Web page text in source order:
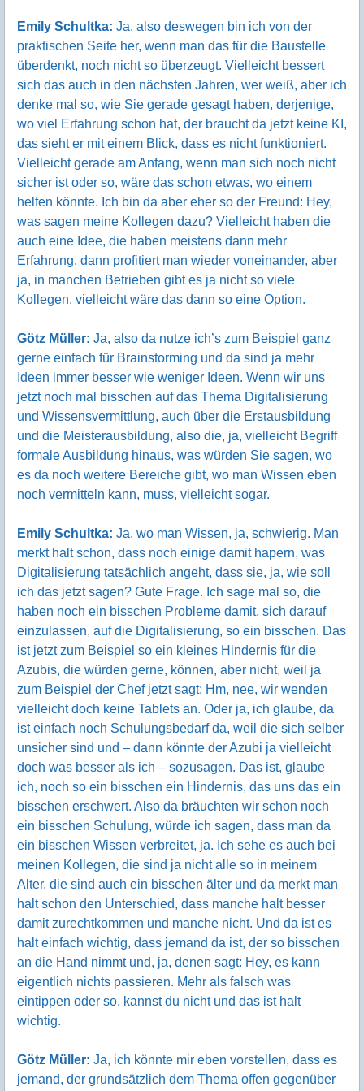
Emily Schultka: Ja, also deswegen bin ich von der
praktischen Seite her, wenn man das für die Baustelle
überdenkt, noch nicht so überzeugt. Vielleicht bessert
sich das auch in den nächsten Jahren, wer weiß, aber ich
denke mal so, wie Sie gerade gesagt haben, derjenige,
wo viel Erfahrung schon hat, der braucht da jetzt keine KI,
das sieht er mit einem Blick, dass es nicht funktioniert.
Vielleicht gerade am Anfang, wenn man sich noch nicht
sicher ist oder so, wäre das schon etwas, wo einem
helfen könnte. Ich bin da aber eher so der Freund: Hey,
was sagen meine Kollegen dazu? Vielleicht haben die
auch eine Idee, die haben meistens dann mehr
Erfahrung, dann profitiert man wieder voneinander, aber
ja, in manchen Betrieben gibt es ja nicht so viele
Kollegen, vielleicht wäre das dann so eine Option.
Götz Müller: Ja, also da nutze ich’s zum Beispiel ganz
gerne einfach für Brainstorming und da sind ja mehr
Ideen immer besser wie weniger Ideen. Wenn wir uns
jetzt noch mal bisschen auf das Thema Digitalisierung
und Wissensvermittlung, auch über die Erstausbildung
und die Meisterausbildung, also die, ja, vielleicht Begriff
formale Ausbildung hinaus, was würden Sie sagen, wo
es da noch weitere Bereiche gibt, wo man Wissen eben
noch vermitteln kann, muss, vielleicht sogar.
Emily Schultka: Ja, wo man Wissen, ja, schwierig. Man
merkt halt schon, dass noch einige damit hapern, was
Digitalisierung tatsächlich angeht, dass sie, ja, wie soll
ich das jetzt sagen? Gute Frage. Ich sage mal so, die
haben noch ein bisschen Probleme damit, sich darauf
einzulassen, auf die Digitalisierung, so ein bisschen. Das
ist jetzt zum Beispiel so ein kleines Hindernis für die
Azubis, die würden gerne, können, aber nicht, weil ja
zum Beispiel der Chef jetzt sagt: Hm, nee, wir wenden
vielleicht doch keine Tablets an. Oder ja, ich glaube, da
ist einfach noch Schulungsbedarf da, weil die sich selber
unsicher sind und – dann könnte der Azubi ja vielleicht
doch was besser als ich – sozusagen. Das ist, glaube
ich, noch so ein bisschen ein Hindernis, das uns das ein
bisschen erschwert. Also da bräuchten wir schon noch
ein bisschen Schulung, würde ich sagen, dass man da
ein bisschen Wissen verbreitet, ja. Ich sehe es auch bei
meinen Kollegen, die sind ja nicht alle so in meinem
Alter, die sind auch ein bisschen älter und da merkt man
halt schon den Unterschied, dass manche halt besser
damit zurechtkommen und manche nicht. Und da ist es
halt einfach wichtig, dass jemand da ist, der so bisschen
an die Hand nimmt und, ja, denen sagt: Hey, es kann
eigentlich nichts passieren. Mehr als falsch was
eintippen oder so, kannst du nicht und das ist halt
wichtig.
Götz Müller: Ja, ich könnte mir eben vorstellen, dass es
jemand, der grundsätzlich dem Thema offen gegenüber